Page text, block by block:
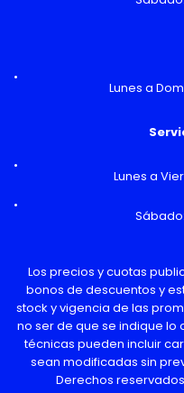
Lunes a
Lunes a
Los precios y cuotas
bonos de descuentos y
stock y vigencia de las
no ser de que se indique lo
técnicas pueden incluir
sean modificadas sin
Derechos